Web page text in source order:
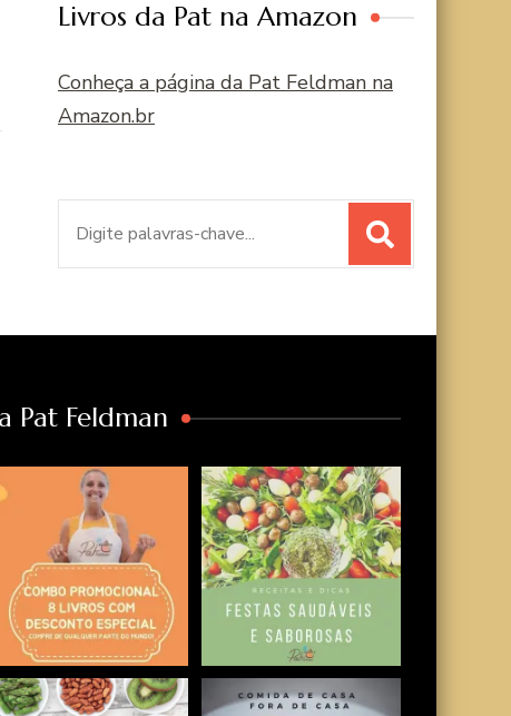
Livros da Pat na Amazon
Conheça a página da Pat Feldman na
Amazon.br
Pat Feldman